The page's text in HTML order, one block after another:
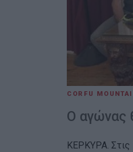
CORFU
Ο αγώνας
ΚΕΡΚΥΡΑ. Στις